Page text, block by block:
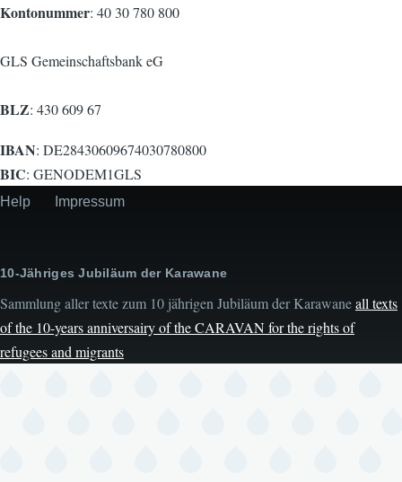
Kontonummer: 40 30 780 800
GLS Gemeinschaftsbank eG
BLZ: 430 609 67
IBAN: DE28430609674030780800
BIC: GENODEM1GLS
Secondary
Help Impressum
10-Jähriges Jubiläum der Karawane
Sammlung aller texte zum 10 jährigen Jubiläum der Karawaneall texts
of the 10-years anniversairy of the CARAVAN for the rights of
refugees and migrants